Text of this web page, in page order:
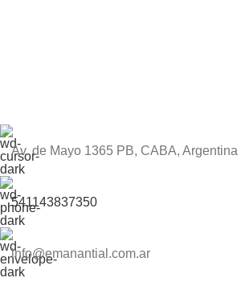
Av. de Mayo 1365 PB, CABA, Argentina
541143837350
info@emanantial.com.ar